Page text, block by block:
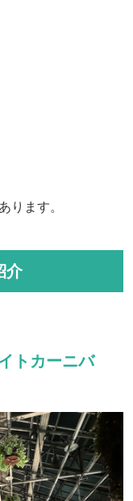
ます。
介
トカーニバ